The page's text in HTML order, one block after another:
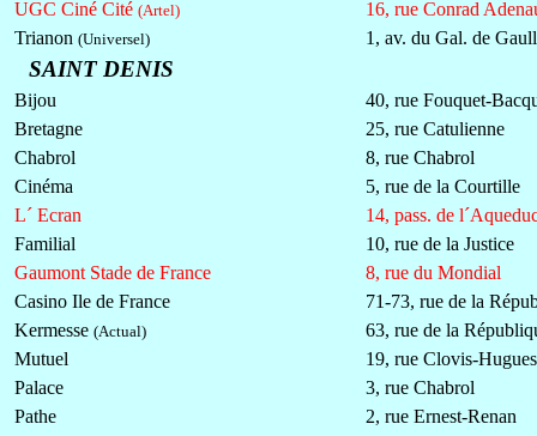
UGC Ciné Cité (Artel)
16, rue Conrad
Trianon (Universel) 1, av. du Gal. de
SAINT DENIS
Bijou
40, rue Fouquet-
Bretagne
25, rue Catulienne
Chabrol
8, rue Chabrol
Cinéma
5, rue de la Courtille
L´ Ecran
14, pass. de
Familial
10, rue de la Justice
Gaumont Stade de France
8, rue du Mondial
Casino Ile de France
71-73, rue de la
Kermesse (Actual)
63, rue de la
Mutuel
19, rue Clovis-Hugues
Palace
3, rue Chabrol
Pathe
2, rue Ernest-Renan